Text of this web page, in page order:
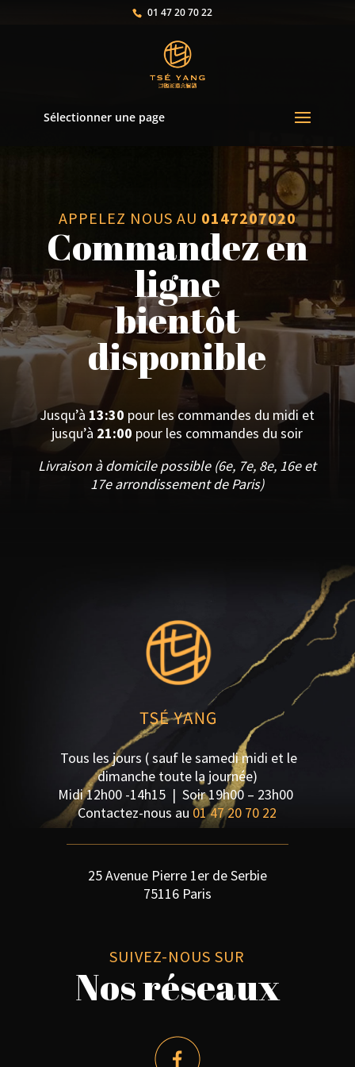
01 47 20 70 22
Sélectionner une page
APPELEZ NOUS AU 0147207020
Commandez en
ligne
bientôt
disponible
Jusqu’à 13:30 pour les commandes du midi et
jusqu’à 21:00 pour les commandes du soir
Livraison à domicile possible (6e, 7e, 8e, 16e et
17e arrondissement de Paris)
Tous les jours ( sauf le samedi midi et le
dimanche toute la journée)
Midi 12h00 -14h15 | Soir 19h00 – 23h00
Contactez-nous au 01 47 20 70 22
25 Avenue Pierre 1er de Serbie
75116 Paris
SUIVEZ-NOUS SUR
Nos réseaux